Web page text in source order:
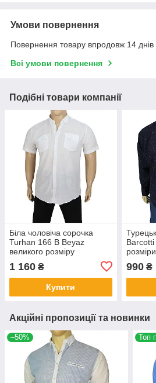
Умови повернення
Повернення товару впродовж 14 днів
Всі умови повернення
Подібні товари компанії
Біла чоловіча сорочка
Turhan 166 B Beyaz
великого розміру
1 160 ₴
Купити
Barcotti
розміри
990₴
Акційні пропозиції та новинки
–50% Топ